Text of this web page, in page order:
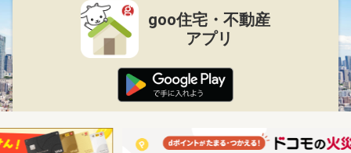
goo住宅・不動産
アプリ